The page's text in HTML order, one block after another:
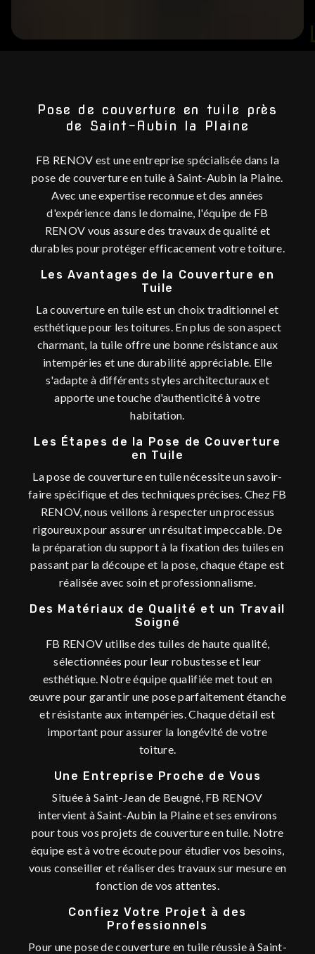
Pose de couverture en tuile près
de Saint-Aubin la Plaine
LA POSE
FB RENOV est une entreprise spécialisée dans la
pose de couverture en tuile à Saint-Aubin la Plaine.
Avec une expertise reconnue et des années
d'expérience dans le domaine, l'équipe de FB
RENOV vous assure des travaux de qualité et
durables pour protéger efficacement votre toiture.
Les Avantages de la Couverture en
Tuile
La couverture en tuile est un choix traditionnel et
esthétique pour les toitures. En plus de son aspect
charmant, la tuile offre une bonne résistance aux
intempéries et une durabilité appréciable. Elle
s'adapte à différents styles architecturaux et
apporte une touche d'authenticité à votre
habitation.
Les Étapes de la Pose de Couverture
en Tuile
La pose de couverture en tuile nécessite un savoir-
faire spécifique et des techniques précises. Chez FB
RENOV, nous veillons à respecter un processus
rigoureux pour assurer un résultat impeccable. De
la préparation du support à la fixation des tuiles en
passant par la découpe et la pose, chaque étape est
réalisée avec soin et professionnalisme.
Des Matériaux de Qualité et un Travail
Soigné
FB RENOV utilise des tuiles de haute qualité,
sélectionnées pour leur robustesse et leur
esthétique. Notre équipe qualifiée met tout en
œuvre pour garantir une pose parfaitement étanche
et résistante aux intempéries. Chaque détail est
important pour assurer la longévité de votre
toiture.
Une Entreprise Proche de Vous
Située à Saint-Jean de Beugné, FB RENOV
intervient à Saint-Aubin la Plaine et ses environs
pour tous vos projets de couverture en tuile. Notre
équipe est à votre écoute pour étudier vos besoins,
vous conseiller et réaliser des travaux sur mesure en
fonction de vos attentes.
Confiez Votre Projet à des
Professionnels
Pour une pose de couverture en tuile réussie à Saint-